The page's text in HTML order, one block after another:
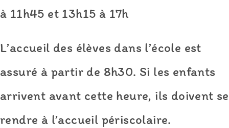
à 11h45 et 13h15 à 17h
L’accueil des élèves dans l’école est
assuré à partir de 8h30. Si les enfants
arrivent avant cette heure, ils doivent se
rendre à l’accueil périscolaire.